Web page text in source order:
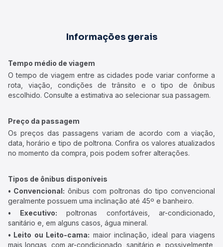
Informações gerais
Tempo médio de viagem
O tempo de viagem entre as cidades pode variar conforme a
rota, viação, condições de trânsito e o tipo de ônibus
escolhido. Consulte a estimativa ao selecionar sua passagem.
Preço da passagem
Os preços das passagens variam de acordo com a viação,
data, horário e tipo de poltrona. Confira os valores atualizados
no momento da compra, pois podem sofrer alterações.
Tipos de ônibus disponíveis
• Convencional: ônibus com poltronas do tipo convencional
geralmente possuem uma inclinação até 45º e banheiro.
• Executivo: poltronas confortáveis, ar-condicionado,
sanitário e, em alguns casos, água mineral.
• Leito ou Leito-cama: maior inclinação, ideal para viagens
mais longas, com ar-condicionado, sanitário e, possivelmente,